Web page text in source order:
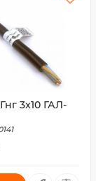
3x10 ГАЛ-